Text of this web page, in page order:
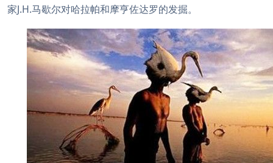
家J.H.马歇尔对哈拉帕和摩亨佐达罗的发掘。